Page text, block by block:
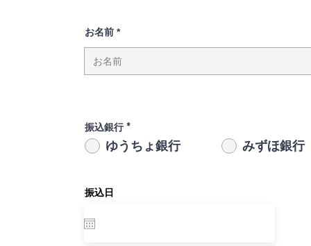
お名前
振込銀行*
ゆうちょ銀行 みずほ銀行
振込日